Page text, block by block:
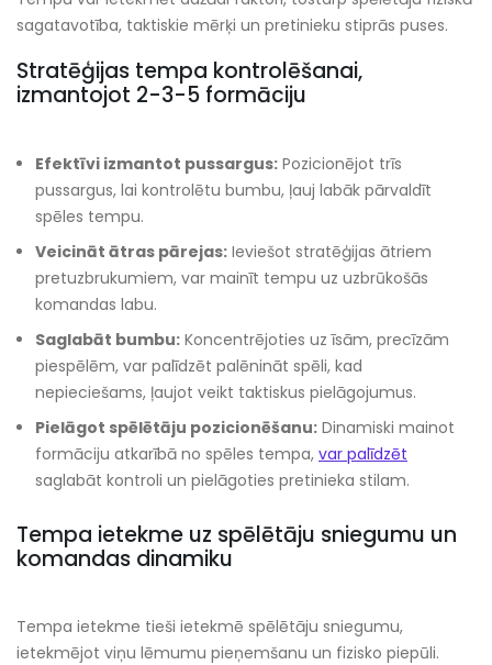
sagatavotība, taktiskie mērķi un pretinieku stiprās puses.
Stratēģijas tempa kontrolēšanai,
izmantojot 2-3-5 formāciju
Efektīvi izmantot pussargus: Pozicionējot trīs
pussargus, lai kontrolētu bumbu, ļauj labāk pārvaldīt
spēles tempu.
Veicināt ātras pārejas: Ieviešot stratēģijas ātriem
pretuzbrukumiem, var mainīt tempu uz uzbrūkošās
komandas labu.
Saglabāt bumbu: Koncentrējoties uz īsām, precīzām
piespēlēm, var palīdzēt palēnināt spēli, kad
nepieciešams, ļaujot veikt taktiskus pielāgojumus.
Pielāgot spēlētāju pozicionēšanu: Dinamiski mainot
formāciju atkarībā no spēles tempa, var palīdzēt
saglabāt kontroli un pielāgoties pretinieka stilam.
Tempa ietekme uz spēlētāju sniegumu un
komandas dinamiku
Tempa ietekme tieši ietekmē spēlētāju sniegumu,
ietekmējot viņu lēmumu pieņemšanu un fizisko piepūli.